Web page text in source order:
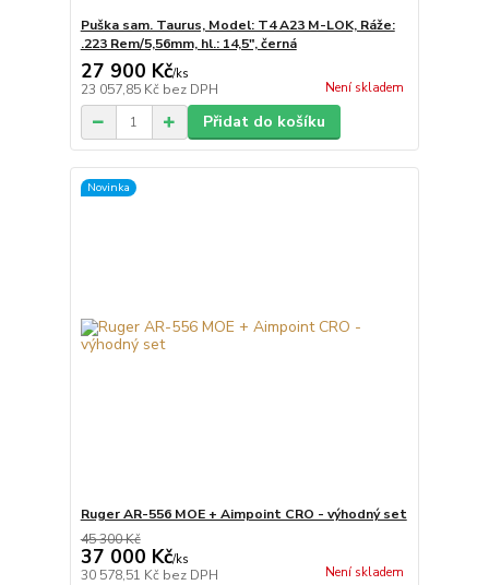
Puška sam. Taurus, Model: T4 A23 M-LOK, Ráže:
.223 Rem/5,56mm, hl.: 14,5", černá
27 900 Kč/ks
23 057,85 Kč bez DPH Není skladem
Přidat do košíku
Novinka
Ruger AR-556 MOE + Aimpoint CRO - výhodný set
45 300 Kč
37 000 Kč/ks
30 578,51 Kč bez DPH Není skladem